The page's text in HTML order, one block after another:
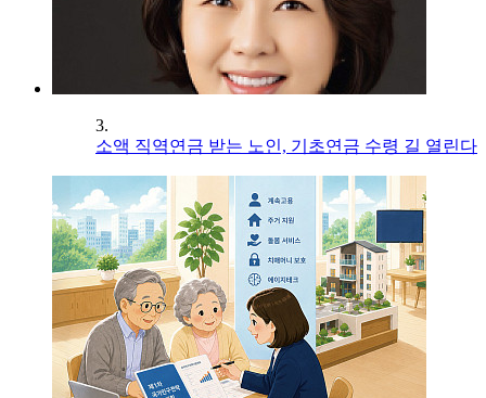
3.
소액 직역연금 받는 노인, 기초연금 수령 길 열린다